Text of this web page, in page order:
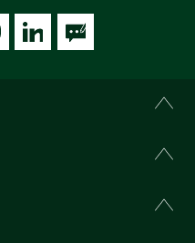
social03